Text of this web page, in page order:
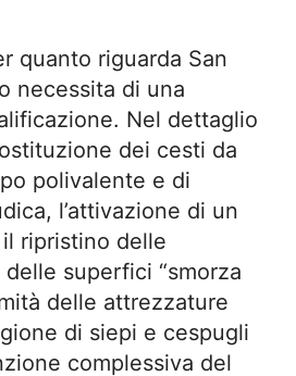
quanto riguarda San
necessita di una
Nel dettaglio
dei cesti da
polivalente e di
l’attivazione di un
ripristino delle
superfici “smorza
delle attrezzature
di siepi e cespugli
complessiva del